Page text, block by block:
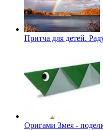
Притча для детей.
Оригами Змея -